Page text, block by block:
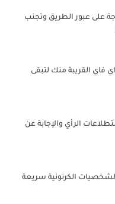
على عبور الطريق وتجنب
فاي القريبة منك لتبقى
الرأي والإجابة عن
الكرتونية سريعة